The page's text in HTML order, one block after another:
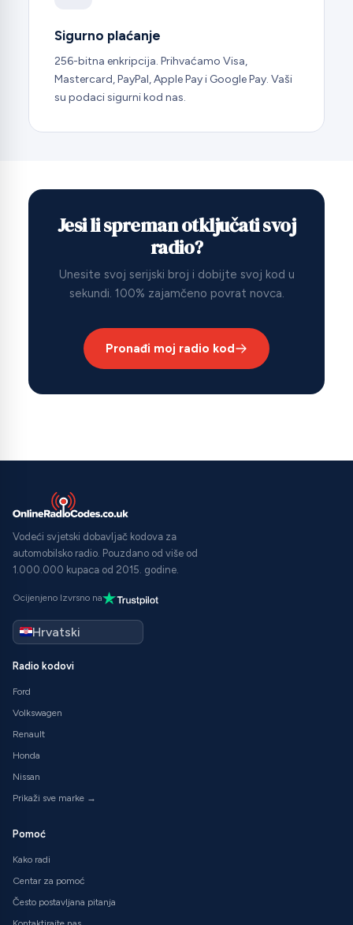
Sigurno plaćanje
256-bitna enkripcija. Prihvaćamo Visa,
Mastercard, PayPal, Apple Pay i Google Pay. Vaši
su podaci sigurni kod nas.
Jesi li spreman otključati svoj
radio?
Unesite svoj serijski broj i dobijte svoj kod u
sekundi. 100% zajamčeno povrat novca.
Pronađi moj radio kod
Vodeći svjetski dobavljač kodova za
automobilsko radio. Pouzdano od više od
1.000.000 kupaca od 2015. godine.
Ocijenjeno Izvrsno na
Radio kodovi
Ford
Volkswagen
Renault
Honda
Nissan
Prikaži sve marke →
Pomoć
Kako radi
Centar za pomoć
Često postavljana pitanja